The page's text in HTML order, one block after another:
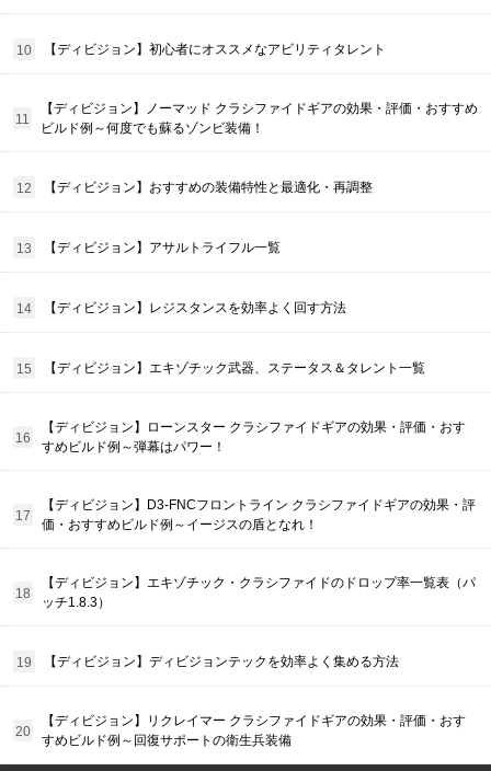
【ディビジョン】初心者にオススメなアビリティタレント
【ディビジョン】ノーマッド クラシファイドギアの効果・評価・おすすめ
ビルド例～何度でも蘇るゾンビ装備！
【ディビジョン】おすすめの装備特性と最適化・再調整
【ディビジョン】アサルトライフル一覧
【ディビジョン】レジスタンスを効率よく回す方法
【ディビジョン】エキゾチック武器、ステータス＆タレント一覧
【ディビジョン】ローンスター クラシファイドギアの効果・評価・おす
すめビルド例～弾幕はパワー！
【ディビジョン】D3-FNCフロントライン クラシファイドギアの効果・評
価・おすすめビルド例～イージスの盾となれ！
【ディビジョン】エキゾチック・クラシファイドのドロップ率一覧表（パ
ッチ1.8.3）
【ディビジョン】ディビジョンテックを効率よく集める方法
【ディビジョン】リクレイマー クラシファイドギアの効果・評価・おす
すめビルド例～回復サポートの衛生兵装備